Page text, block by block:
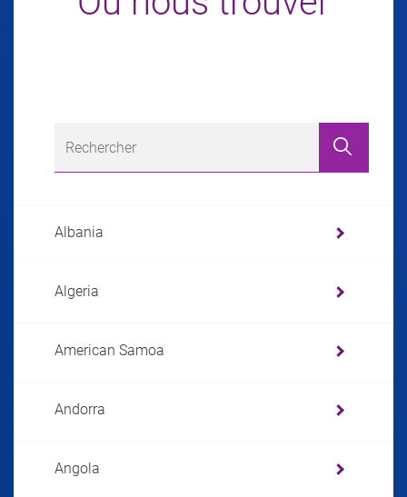
Albania
Algeria
American Samoa
Andorra
Angola